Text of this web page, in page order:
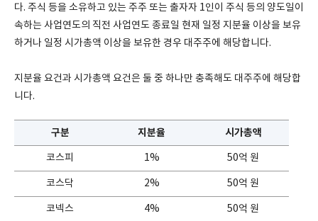
다. 주식 등을 소유하고 있는 주주 또는 출자자 1인이 주식 등의 양도일이
속하는 사업연도의 직전 사업연도 종료일 현재 일정 지분율 이상을 보유
하거나 일정 시가총액 이상을 보유한 경우 대주주에 해당합니다.
지분율 요건과 시가총액 요건은 둘 중 하나만 충족해도 대주주에 해당합
니다.
구분 지분율 시가총액
코스피 1% 50억 원
코스닥 2% 50억 원
코넥스 4% 50억 원